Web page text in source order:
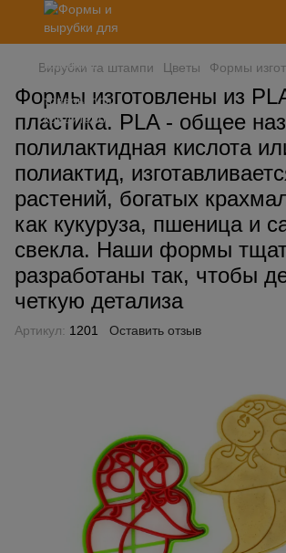
Вирубки та штампи Цветы Формы
Формы изготовлены из
пластика. PLA - общее
полилактидная кислота
полиактид,
растений, богатых
как кукуруза, пшеница и
свекла. Наши формы
разработаны так, чтобы
четкую детализа
Артикул: 1201 Оставить отзыв